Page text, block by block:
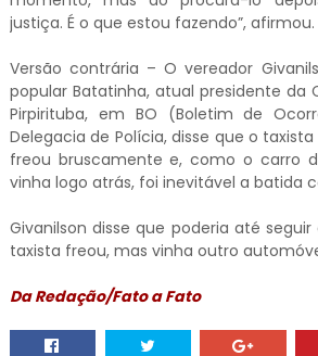
justiça. É o que estou fazendo”, afirmou.
Versão contrária – O vereador
popular Batatinha, atual presidente da
Pirpirituba, em BO (Boletim de
Delegacia de Polícia, disse que o
freou bruscamente e, como o carro
vinha logo atrás, foi inevitável a batida
Givanilson disse que poderia até
taxista freou, mas vinha outro
Da Redação/Fato a Fato